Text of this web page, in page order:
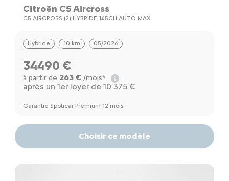
Citroën C5 Aircross
C5 AIRCROSS (2) HYBRIDE 145CH AUTO MAX
Hybride 10 km 05/2026
34490 €
à partir de 263 €/mois*
après un 1er loyer de 10 375 €
Garantie Spoticar Premium 12 mois
Choisir ce modèle